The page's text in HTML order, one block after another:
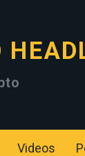
Videos